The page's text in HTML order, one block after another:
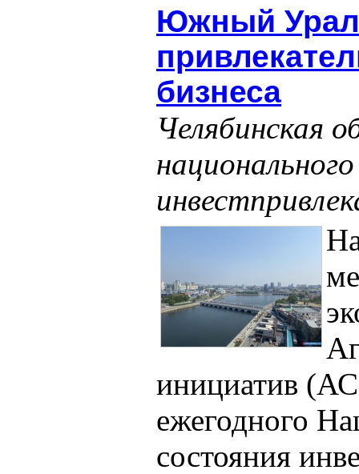
Южный Урал
бизнеса
Челябинская
инициатив
ежегодного
состояния